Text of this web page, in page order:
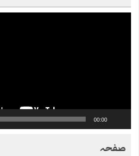
00:00
صفحہ